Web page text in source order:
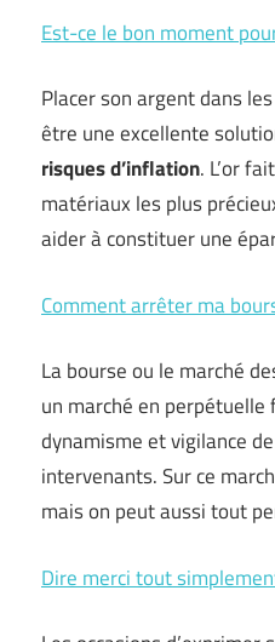
Est-ce le bon moment
Placer son argent dans
être une excellente
risques d’inflation. L’or
matériaux les plus
aider à constituer une
Comment arrêter ma
La bourse ou le marché
un marché en
dynamisme et vigilance
intervenants. Sur ce
mais on peut aussi tout
Dire merci tout